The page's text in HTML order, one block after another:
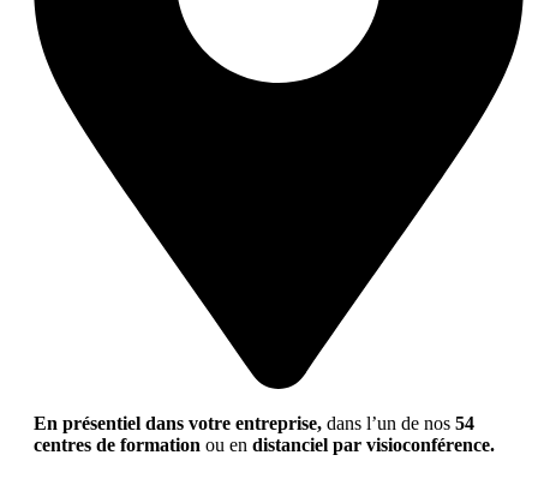
En présentiel dans votre entreprise, dans l’un de nos 54
centres de formation ou en distanciel par visioconférence.